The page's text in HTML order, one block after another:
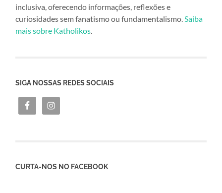
inclusiva, oferecendo informações, reflexões e
curiosidades sem fanatismo ou fundamentalismo. Saiba
mais sobre Katholikos
SIGA NOSSAS REDES SOCIAIS
CURTA-NOS NO FACEBOOK